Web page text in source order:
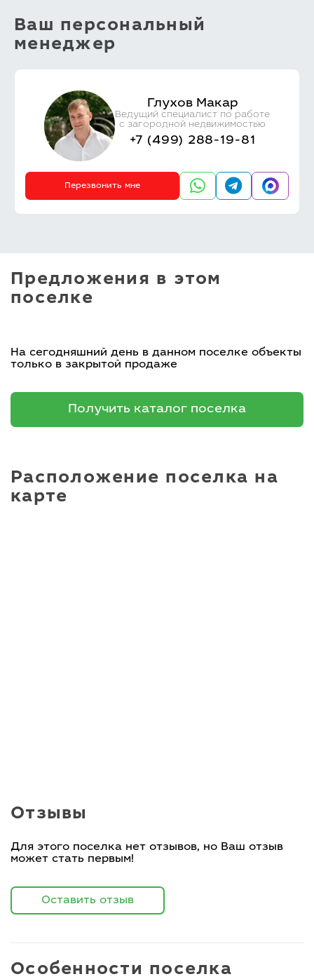
Ваш персональный
менеджер
Глухов Макар
Ведущий специалист по работе
с загородной недвижимостью
+7 (499) 288-19-81
Перезвонить мне
Предложения в этом
поселке
На сегодняшний день в данном поселке объекты
только в закрытой продаже
Получить каталог поселка
Расположение поселка на
карте
Отзывы
Для этого поселка нет отзывов, но Ваш отзыв
может стать первым!
Оставить отзыв
Особенности поселка